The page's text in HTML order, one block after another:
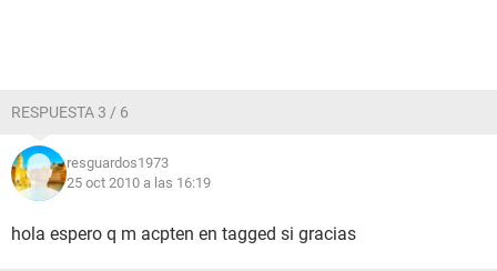
RESPUESTA 3 / 6
resguardos1973
25 oct 2010 a las 16:19
hola espero q m acpten en tagged si gracias